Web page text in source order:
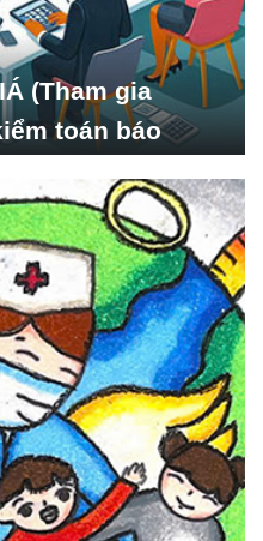
(Tham gia
toán báo
Xã